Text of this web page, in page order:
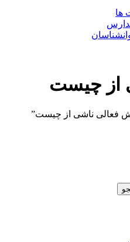
ها
از چیست
فعالی ناشی از چیست”